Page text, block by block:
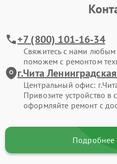
+7 (800) 101-16-34
Свяжитесь с нами
поможем с ремонтом
г.Чита
Центральный офис:
Привозите устройство в
оформляйте ремонт с
Подробнее